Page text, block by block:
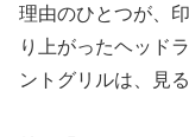
理由のひとつが、
り上がったヘッド
ントグリルは、見